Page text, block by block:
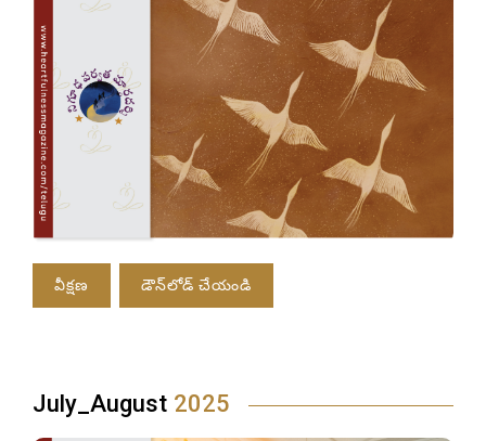
వీక్షణ డౌన్‌లోడ్ చేయండి
July_August 2025